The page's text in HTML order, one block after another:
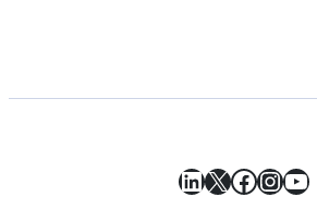
LinkedIn
X